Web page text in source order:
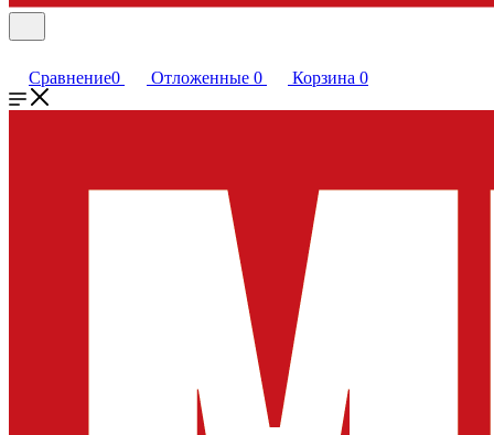
Сравнение0 Отложенные 0 Корзина 0